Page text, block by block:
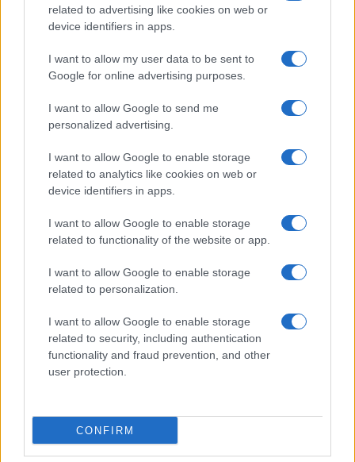
related to advertising like cookies on web or
device identifiers in apps.
I want to allow my user data to be sent to
Google for online advertising purposes.
I want to allow Google to send me
personalized advertising.
I want to allow Google to enable storage
related to analytics like cookies on web or
device identifiers in apps.
I want to allow Google to enable storage
related to functionality of the website or app.
I want to allow Google to enable storage
related to personalization.
I want to allow Google to enable storage
related to security, including authentication
functionality and fraud prevention, and other
user protection.
CONFIRM